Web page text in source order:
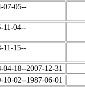
07-05--
11-04--
11-15--
04-18--2007-12-31
10-02--1987-06-01